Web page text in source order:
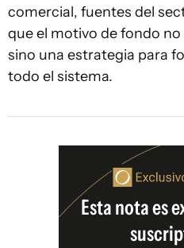
comercial, fuentes del
que el motivo de fondo
sino una estrategia para
todo el sistema.
Esta nota es